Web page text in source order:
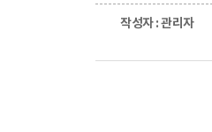
작성자 : 관리자